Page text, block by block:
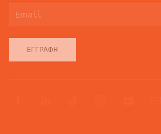
ΕΓΓΡΑΦΉ